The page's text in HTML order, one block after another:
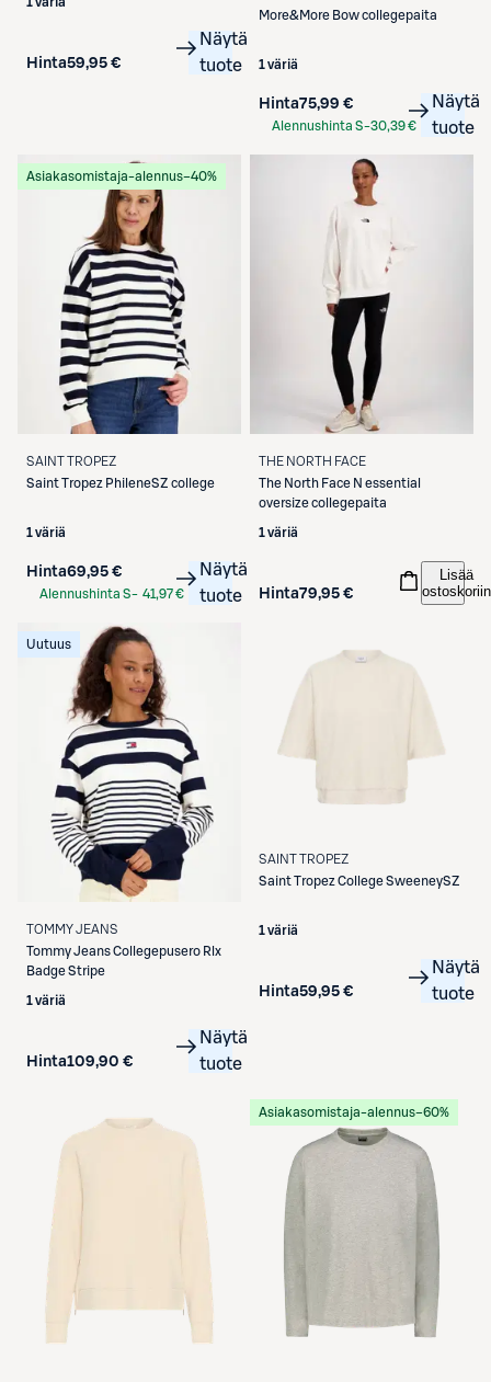
Hinta59,95 €
Näytä
tuote
More&More Bow collegepaita
1 väriä
Hinta75,99 €
Alennushinta S-30,39 €
Näytä
tuote
Asiakasomistaja-alennus−40%
SAINT TROPEZ
Saint Tropez PhileneSZ college
1 väriä
Hinta69,95 €
Alennushinta S- 41,97 €
Näytä
tuote
THE NORTH FACE
The North Face N essential
oversize collegepaita
1 väriä
Hinta79,95 €
Lisää
ostoskoriin
Uutuus
TOMMY JEANS
Tommy JeansCollegepusero Rlx
Badge Stripe
1 väriä
Hinta109,90 €
Näytä
tuote
SAINT TROPEZ
Saint TropezCollege SweeneySZ
1 väriä
Hinta59,95 €
Näytä
tuote
Asiakasomistaja-alennus−60%